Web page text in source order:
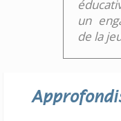
un
de la